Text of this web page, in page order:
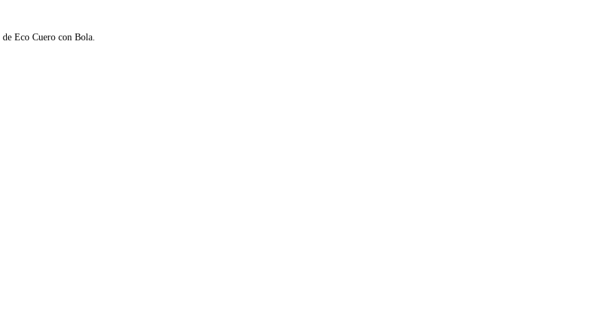
Eco Cuero con Bola.